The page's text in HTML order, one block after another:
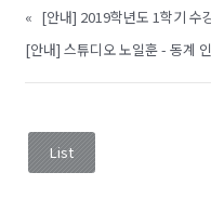
« [안내] 2019학년도 1학기 수
[안내] 스튜디오 노일훈 - 동계
List